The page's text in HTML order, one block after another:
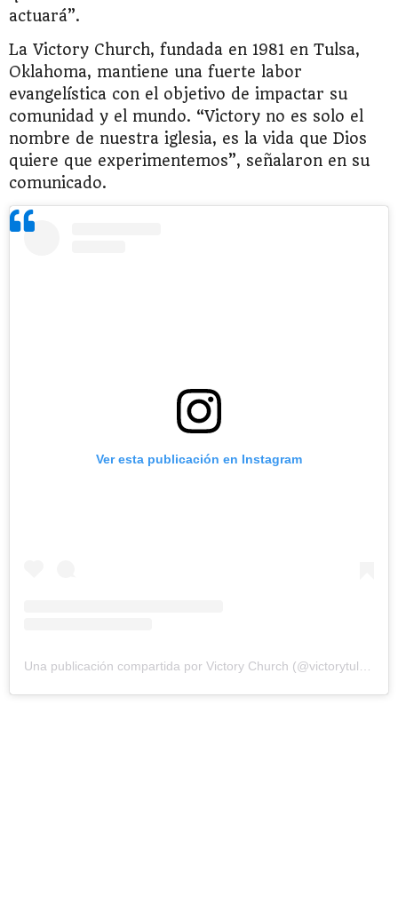
actuará”.
La Victory Church, fundada en 1981 en Tulsa,
Oklahoma, mantiene una fuerte labor
evangelística con el objetivo de impactar su
comunidad y el mundo. “Victory no es solo el
nombre de nuestra iglesia, es la vida que Dios
quiere que experimentemos”, señalaron en su
comunicado.
Ver esta publicación en Instagram